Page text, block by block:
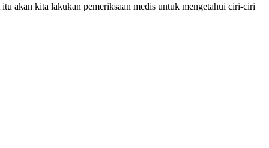
akan kita lakukan pemeriksaan medis untuk mengetahui ciri-ciri